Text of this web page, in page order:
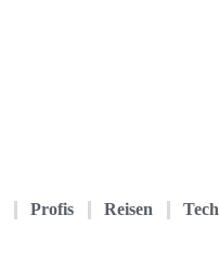
Profis Reisen Tech